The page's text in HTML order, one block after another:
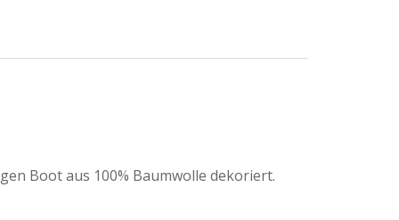
Boot aus 100% Baumwolle dekoriert.